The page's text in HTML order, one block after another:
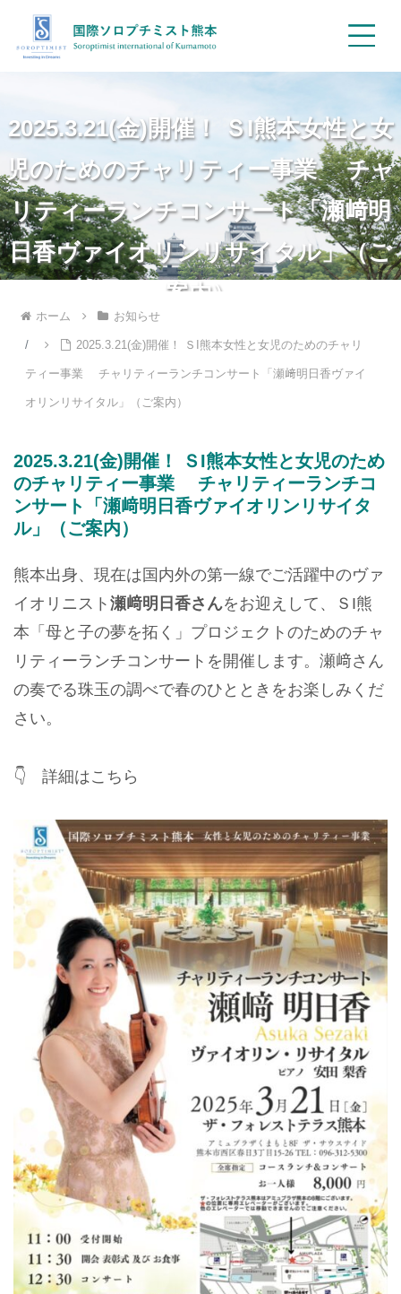
2025.3.21(金)開催！ ＳI熊本女性と女
児のためのチャリティー事業 チャ
リティーランチコンサート「瀬﨑明
日香ヴァイオリンリサイタル」（ご
案内）
ホーム お知らせ
2025.3.21(金)開催！ ＳI熊本女性と女児のためのチャリ
ティー事業 チャリティーランチコンサート「瀬﨑明日香ヴァイ
オリンリサイタル」（ご案内）
2025.3.21(金)開催！ ＳI熊本女性と女児のため
のチャリティー事業 チャリティーランチコ
ンサート「瀬﨑明日香ヴァイオリンリサイタ
ル」（ご案内）
熊本出身、現在は国内外の第一線でご活躍中のヴァ
イオリニスト 瀬﨑明日香さんをお迎えして、ＳI熊
本「母と子の夢を拓く」プロジェクトのためのチャ
リティーランチコンサートを開催します。瀬﨑さん
の奏でる珠玉の調べで春のひとときをお楽しみくだ
さい。
👇 詳細はこちら